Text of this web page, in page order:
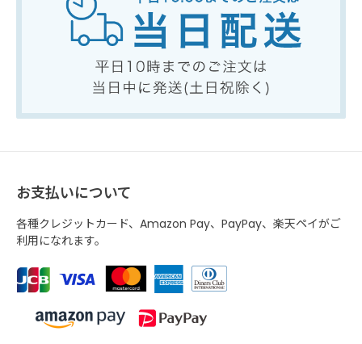
お支払いについて
各種クレジットカード、Amazon Pay、PayPay、楽天ペイがご
利用になれます。